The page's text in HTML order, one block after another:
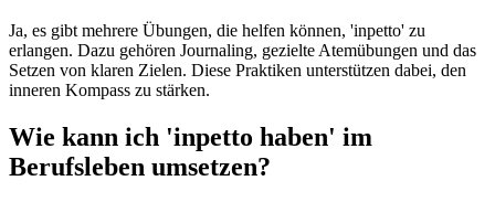
Ja, es gibt mehrere Übungen, die helfen können, 'inpetto' zu
erlangen. Dazu gehören Journaling, gezielte Atemübungen und das
Setzen von klaren Zielen. Diese Praktiken unterstützen dabei, den
inneren Kompass zu stärken.
Wie kann ich 'inpetto haben' im
Berufsleben umsetzen?